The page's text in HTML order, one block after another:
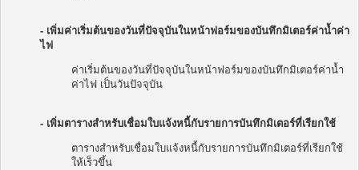
- เพิ่มค่าเริ่มต้นของวันที่ปัจจุบันในหน้าฟอร์มของบันทึกมิเตอร์ค่าน้ำค่า
ไฟ
ค่าเริ่มต้นของวันที่ปัจจุบันในหน้าฟอร์มของบันทึกมิเตอร์ค่าน้ำ
ค่าไฟ เป็นวันปัจจุบัน
- เพิ่มตารางสำหรับเชื่อมใบแจ้งหนี้กับรายการบันทึกมิเตอร์ที่เรียกใช้
ตารางสำหรับเชื่อมใบแจ้งหนี้กับรายการบันทึกมิเตอร์ที่เรียกใช้
ให้เร็วขึ้น